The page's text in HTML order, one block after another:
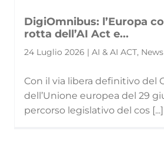
DigiOmnibus: l’Europa
rotta dell’AI Act e...
24 Luglio 2026 | AI & AI ACT, News
Con il via libera definitivo del
dell’Unione europea del 29
percorso legislativo del cos [...]